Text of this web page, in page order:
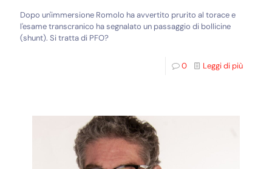
Dopo un'immersione Romolo ha avvertito prurito al torace e
l'esame transcranico ha segnalato un passaggio di bollicine
(shunt). Si tratta di PFO?
0 Leggi di più